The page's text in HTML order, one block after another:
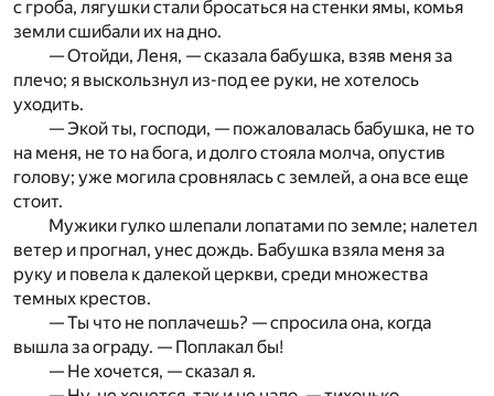
с гроба, лягушки стали бросаться на стенки ямы, комья
земли сшибали их на дно.
— Отойди, Леня, — сказала бабушка, взяв меня за
плечо; я выскользнул из-под ее руки, не хотелось
уходить.
— Экой ты, господи, — пожаловалась бабушка, не то
на меня, не то на бога, и долго стояла молча, опустив
голову; уже могила сровнялась с землей, а она все еще
стоит.
Мужики гулко шлепали лопатами по земле; налетел
ветер и прогнал, унес дождь. Бабушка взяла меня за
руку и повела к далекой церкви, среди множества
темных крестов.
— Ты что не поплачешь? — спросила она, когда
вышла за ограду. — Поплакал бы!
— Не хочется, — сказал я.